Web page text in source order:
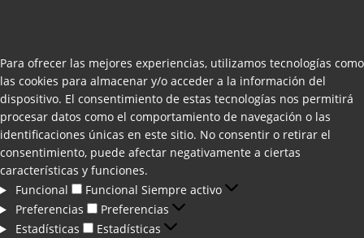
Para ofrecer las mejores experiencias, utilizamos tecnologías como
las cookies para almacenar y/o acceder a la información del
dispositivo. El consentimiento de estas tecnologías nos permitirá
procesar datos como el comportamiento de navegación o las
identificaciones únicas en este sitio. No consentir o retirar el
consentimiento, puede afectar negativamente a ciertas
características y funciones.
Funcional
Funcional Siempre activo
Preferencias
Preferencias
Estadísticas
Estadísticas